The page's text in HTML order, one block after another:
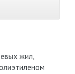
жил,